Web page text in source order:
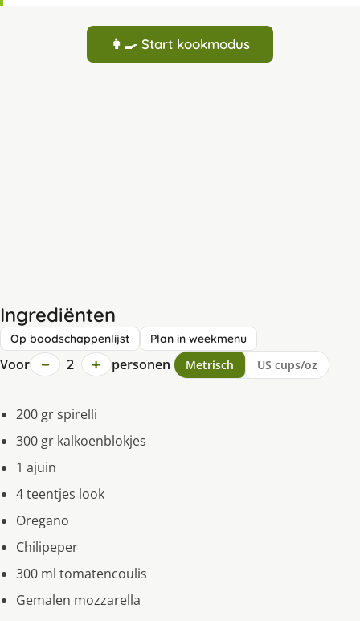
👩‍🍳 Start kookmodus
Ingrediënten
Op boodschappenlijst Plan in weekmenu
Voor − 2 + personen Metrisch US cups/oz
200 gr spirelli
300 gr kalkoenblokjes
1 ajuin
4 teentjes look
Oregano
Chilipeper
300 ml tomatencoulis
Gemalen mozzarella